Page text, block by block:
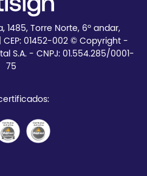
1485, Torre Norte, 6º andar,
01452-002 © Copyright -
S.A. - CNPJ: 01.554.285/0001-
75